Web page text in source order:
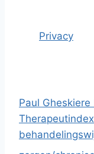
Privacy
Paul
Therapeutindex